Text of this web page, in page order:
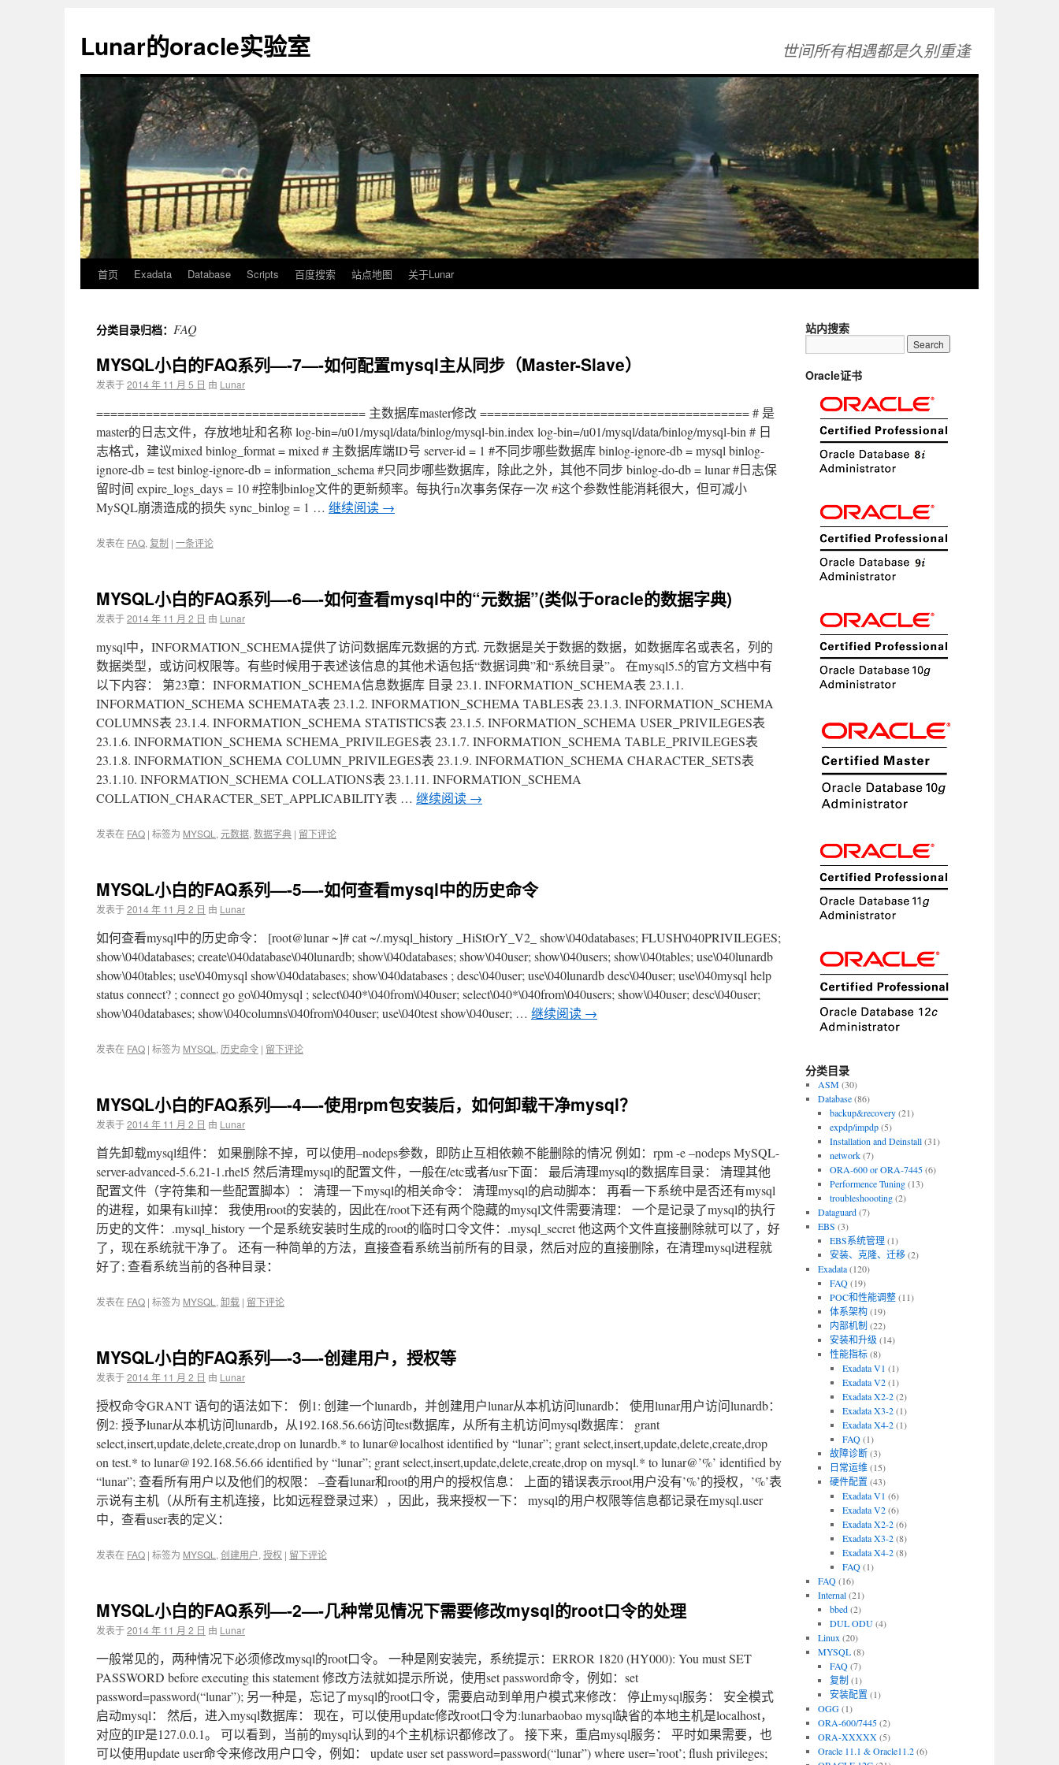
Lunar的oracle实验室 世间所有相遇都是久别重逢
首页 Exadata Database Scripts 百度搜索 站点地图 关于Lunar
分类目录归档： FAQ
MYSQL小白的FAQ系列—-7—-如何配置mysql主从同步（Master-Slave）
发表于2014 年 11 月 5 日 由 Lunar
====================================== 主数据库master修改 ====================================== # 是
master的日志文件，存放地址和名称 log-bin=/u01/mysql/data/binlog/mysql-bin.index log-bin=/u01/mysql/data/binlog/mysql-bin # 日
志格式，建议mixed binlog_format = mixed # 主数据库端ID号 server-id = 1 #不同步哪些数据库 binlog-ignore-db = mysql binlog-
ignore-db = test binlog-ignore-db = information_schema #只同步哪些数据库，除此之外，其他不同步 binlog-do-db = lunar #日志保
留时间 expire_logs_days = 10 #控制binlog文件的更新频率。每执行n次事务保存一次 #这个参数性能消耗很大，但可减小
MySQL崩溃造成的损失 sync_binlog = 1 … 继续阅读 →
发表在 FAQ, 复制 | 一条评论
MYSQL小白的FAQ系列—-6—-如何查看mysql中的“元数据”(类似于oracle的数据字典)
发表于2014 年 11 月 2 日 由 Lunar
mysql中，INFORMATION_SCHEMA提供了访问数据库元数据的方式. 元数据是关于数据的数据，如数据库名或表名，列的
数据类型，或访问权限等。有些时候用于表述该信息的其他术语包括“数据词典”和“系统目录”。 在mysql5.5的官方文档中有
以下内容： 第23章：INFORMATION_SCHEMA信息数据库 目录 23.1. INFORMATION_SCHEMA表 23.1.1.
INFORMATION_SCHEMA SCHEMATA表 23.1.2. INFORMATION_SCHEMA TABLES表 23.1.3. INFORMATION_SCHEMA
COLUMNS表 23.1.4. INFORMATION_SCHEMA STATISTICS表 23.1.5. INFORMATION_SCHEMA USER_PRIVILEGES表
23.1.6. INFORMATION_SCHEMA SCHEMA_PRIVILEGES表 23.1.7. INFORMATION_SCHEMA TABLE_PRIVILEGES表
23.1.8. INFORMATION_SCHEMA COLUMN_PRIVILEGES表 23.1.9. INFORMATION_SCHEMA CHARACTER_SETS表
23.1.10. INFORMATION_SCHEMA COLLATIONS表 23.1.11. INFORMATION_SCHEMA
COLLATION_CHARACTER_SET_APPLICABILITY表 … 继续阅读 →
发表在 FAQ | 标签为 MYSQL , 元数据, 数据字典 | 留下评论
MYSQL小白的FAQ系列—-5—-如何查看mysql中的历史命令
发表于2014 年 11 月 2 日 由 Lunar
如何查看mysql中的历史命令： [root@lunar ~]# cat ~/.mysql_history _HiStOrY_V2_ show\040databases; FLUSH\040PRIVILEGES;
show\040databases; create\040database\040lunardb; show\040databases; show\040user; show\040users; show\040tables; use\040lunardb
show\040tables; use\040mysql show\040databases; show\040databases ; desc\040user; use\040lunardb desc\040user; use\040mysql help
status connect? ; connect go go\040mysql ; select\040*\040from\040user; select\040*\040from\040users; show\040user; desc\040user;
show\040databases; show\040columns\040from\040user; use\040test show\040user; … 继续阅读 →
发表在 FAQ | 标签为 MYSQL , 历史命令 | 留下评论
MYSQL小白的FAQ系列—-4—-使用rpm包安装后，如何卸载干净mysql？
发表于2014 年 11 月 2 日 由 Lunar
首先卸载mysql组件： 如果删除不掉，可以使用–nodeps参数，即防止互相依赖不能删除的情况 例如：rpm -e –nodeps MySQL-
server-advanced-5.6.21-1.rhel5 然后清理mysql的配置文件，一般在/etc或者/usr下面： 最后清理mysql的数据库目录： 清理其他
配置文件（字符集和一些配置脚本）： 清理一下mysql的相关命令： 清理mysql的启动脚本： 再看一下系统中是否还有mysql
的进程，如果有kill掉： 我使用root的安装的，因此在/root下还有两个隐藏的mysql文件需要清理： 一个是记录了mysql的执行
历史的文件：.mysql_history 一个是系统安装时生成的root的临时口令文件：.mysql_secret 他这两个文件直接删除就可以了，好
了，现在系统就干净了。 还有一种简单的方法，直接查看系统当前所有的目录，然后对应的直接删除，在清理mysql进程就
好了; 查看系统当前的各种目录：
发表在 FAQ | 标签为 MYSQL , 卸载 | 留下评论
MYSQL小白的FAQ系列—-3—-创建用户，授权等
发表于2014 年 11 月 2 日 由 Lunar
授权命令GRANT 语句的语法如下： 例1: 创建一个lunardb，并创建用户lunar从本机访问lunardb： 使用lunar用户访问lunardb：
例2: 授予lunar从本机访问lunardb，从192.168.56.66访问test数据库，从所有主机访问mysql数据库： grant
select,insert,update,delete,create,drop on lunardb.* to lunar@localhost identified by “lunar”; grant select,insert,update,delete,create,drop
on test.* to lunar@192.168.56.66 identified by “lunar”; grant select,insert,update,delete,create,drop on mysql.* to lunar@’%’ identified by
“lunar”; 查看所有用户以及他们的权限： –查看lunar和root的用户的授权信息： 上面的错误表示root用户没有’%’的授权，’%’表
示说有主机（从所有主机连接，比如远程登录过来），因此，我来授权一下： mysql的用户权限等信息都记录在mysql.user
中，查看user表的定义：
发表在 FAQ | 标签为 MYSQL , 创建用户, 授权 | 留下评论
MYSQL小白的FAQ系列—-2—-几种常见情况下需要修改mysql的root口令的处理
发表于2014 年 11 月 2 日 由 Lunar
一般常见的，两种情况下必须修改mysql的root口令。 一种是刚安装完，系统提示：ERROR 1820 (HY000): You must SET
PASSWORD before executing this statement 修改方法就如提示所说，使用set password命令，例如：set
password=password(“lunar”); 另一种是，忘记了mysql的root口令，需要启动到单用户模式来修改： 停止mysql服务： 安全模式
启动mysql： 然后，进入mysql数据库： 现在，可以使用update修改root口令为:lunarbaobao mysql缺省的本地主机是localhost，
对应的IP是127.0.0.1。 可以看到，当前的mysql认到的4个主机标识都修改了。 接下来，重启mysql服务： 平时如果需要，也
可以使用update user命令来修改用户口令，例如： update user set password=password(“lunar”) where user=’root’; flush privileges;
站内搜索
Oracle证书
分类目录
ASM(30)
Database(86)
backup&recovery(21)
expdp/impdp(5)
Installation and Deinstall(31)
network(7)
ORA-600 or ORA-7445(6)
Performence Tuning(13)
troubleshoooting(2)
Dataguard(7)
EBS (3)
EBS系统管理(1)
安装、克隆、迁移(2)
Exadata(120)
FAQ(19)
POC和性能调整(11)
体系架构(19)
内部机制 (22)
安装和升级 (14)
性能指标(8)
Exadata V1 (1)
Exadata V2(1)
Exadata X2-2(2)
Exadata X3-2(1)
Exadata X4-2(1)
FAQ(1)
故障诊断(3)
日常运维(15)
硬件配置 (43)
Exadata V1 (6)
Exadata V2(6)
Exadata X2-2(6)
Exadata X3-2(8)
Exadata X4-2(8)
FAQ(1)
FAQ(16)
Internal(21)
bbed(2)
DUL ODU(4)
Linux (20)
MYSQL(8)
FAQ(7)
复制 (1)
安装配置 (1)
OGG(1)
ORA-600/7445(2)
ORA-XXXXX(5)
Oracle 11.1 & Oracle11.2(6)